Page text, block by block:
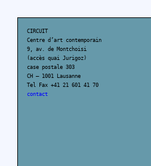
CIRCUIT
Centre d’art contemporain
9, av. de Montchoisi
(accès quai Jurigoz)
case postale 303
CH – 1001 Lausanne
Tel Fax +41 21 601 41 70
contact